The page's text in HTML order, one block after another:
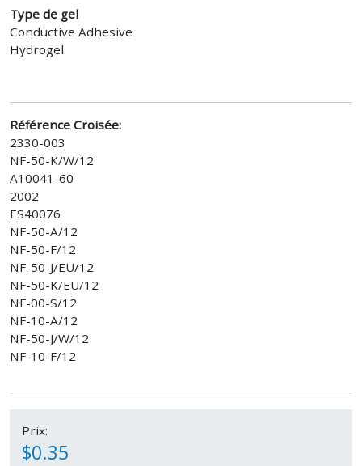
Type de gel
Conductive Adhesive
Hydrogel
Référence Croisée:
2330-003
NF-50-K/W/12
A10041-60
2002
ES40076
NF-50-A/12
NF-50-F/12
NF-50-J/EU/12
NF-50-K/EU/12
NF-00-S/12
NF-10-A/12
NF-50-J/W/12
NF-10-F/12
Prix:
$0.35